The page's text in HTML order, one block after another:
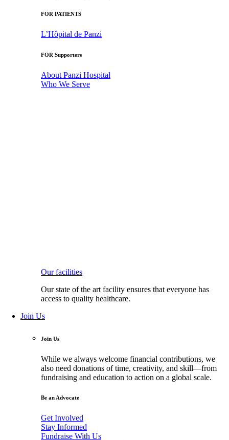
FOR PATIENTS
L’Hôpital de Panzi
FOR Supporters
About Panzi Hospital
Who We Serve
Our facilities
Our state of the art facility ensures that everyone has
access to quality healthcare.
Join Us
Join Us
While we always welcome financial contributions, we
also need donations of time, creativity, and skill—from
fundraising and education to action on a global scale.
Be an Advocate
Get Involved
Stay Informed
Fundraise With Us